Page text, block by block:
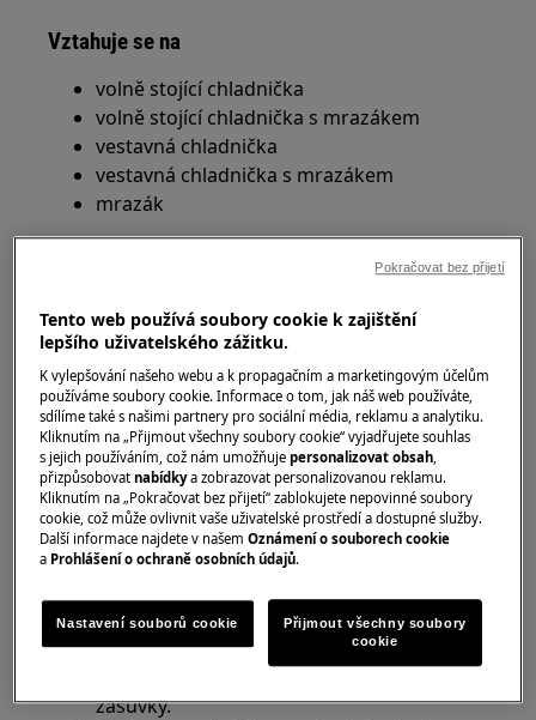
Vztahuje se na
volně stojící chladnička
volně stojící chladnička s mrazákem
vestavná chladnička
vestavná chladnička s mrazákem
mrazák
Odmrazování chladničky:
Ze spotřebiče vyjměte potraviny a zásuvky.
Pokud je váš spotřebič vybaven
kombinovaným kanálem pro odvod
škrábaného ledu a vody, ujistěte se, že
podél něj umístíte odkapávací misku.
Odmrazte jakoukoliv nahromaděnou
námrazu přirozeně ponecháním
Vyčistěte a otřete vnitřek vašeho
spotřebiče vlhkým hadrem.
zásuvky.
Tento web používá soubory cookie k zajištění
lepšího uživatelského zážitku.
K vylepšování našeho webu a k propagačním a marketingovým účelům
používáme soubory cookie. Informace o tom, jak náš web používáte,
sdílíme také s našimi partnery pro sociální média, reklamu a analytiku.
Kliknutím na „Přijmout všechny soubory cookie“ vyjadřujete souhlas
s jejich používáním, což nám umožňujepersonalizovat obsah,
přizpůsobovatnabídkya zobrazovat personalizovanou reklamu.
Kliknutím na „Pokračovat bez přijetí“ zablokujete nepovinné soubory
cookie, což může ovlivnit vaše uživatelské prostředí a dostupné služby.
Další informace najdete v našemOznámení o souborech cookie
a Prohlášení o ochraně osobních údajů.
Nastavení souborů cookie
Přijmout všechny soubory
cookie
Pokračovat bez přijetí